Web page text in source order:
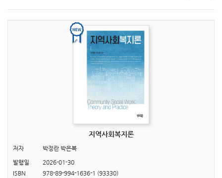
지역사회복지론
저자
박정란 박은복
발행일
2026-01-30
ISBN
978-89-994-1636-1 (93330)